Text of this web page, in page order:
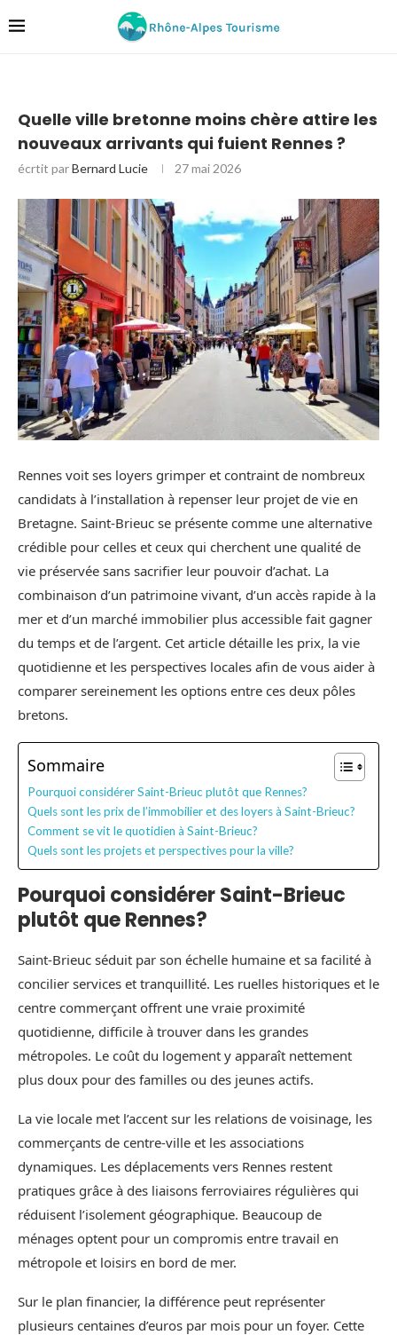
Quelle ville bretonne moins chère attire les
nouveaux arrivants qui fuient Rennes ?
écrtit parBernard Lucie 27 mai 2026
Rennes voit ses loyers grimper et contraint de nombreux
candidats à l’installation à repenser leur projet de vie en
Bretagne. Saint-Brieuc se présente comme une alternative
crédible pour celles et ceux qui cherchent une qualité de
vie préservée sans sacrifier leur pouvoir d’achat. La
combinaison d’un patrimoine vivant, d’un accès rapide à la
mer et d’un marché immobilier plus accessible fait gagner
du temps et de l’argent. Cet article détaille les prix, la vie
quotidienne et les perspectives locales afin de vous aider à
comparer sereinement les options entre ces deux pôles
bretons.
Sommaire
Pourquoi considérer Saint-Brieuc plutôt que Rennes?
Quels sont les prix de l’immobilier et des loyers à Saint-Brieuc?
Comment se vit le quotidien à Saint-Brieuc?
Quels sont les projets et perspectives pour la ville?
Pourquoi considérer Saint-Brieuc
plutôt que Rennes?
Saint-Brieuc séduit par son échelle humaine et sa facilité à
concilier services et tranquillité. Les ruelles historiques et le
centre commerçant offrent une vraie proximité
quotidienne, difficile à trouver dans les grandes
métropoles. Le coût du logement y apparaît nettement
plus doux pour des familles ou des jeunes actifs.
La vie locale met l’accent sur les relations de voisinage, les
commerçants de centre-ville et les associations
dynamiques. Les déplacements vers Rennes restent
pratiques grâce à des liaisons ferroviaires régulières qui
réduisent l’isolement géographique. Beaucoup de
ménages optent pour un compromis entre travail en
métropole et loisirs en bord de mer.
Sur le plan financier, la différence peut représenter
plusieurs centaines d’euros par mois pour un foyer. Cette